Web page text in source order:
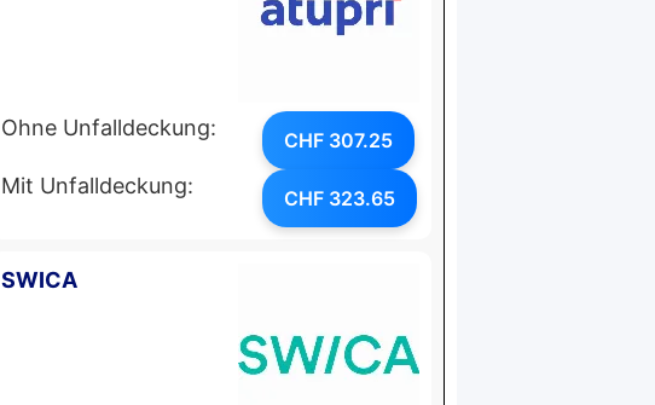
Ohne Unfalldeckung: CHF 307.25
Mit Unfalldeckung: CHF 323.65
SWICA